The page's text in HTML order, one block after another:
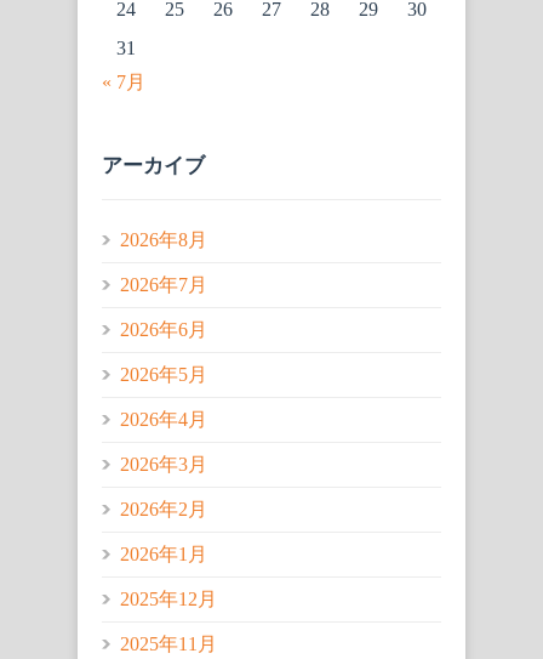
24 25 26 27 28 29
30
31
« 7月
アーカイブ
2026年8月
2026年7月
2026年6月
2026年5月
2026年4月
2026年3月
2026年2月
2026年1月
2025年12月
2025年11月